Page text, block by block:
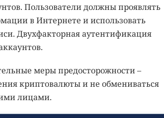
Пользователи должны проявлять
в Интернете и использовать
Двухфакторная аутентификация
меры предосторожности –
криптовалюты и не обмениваться
лицами.